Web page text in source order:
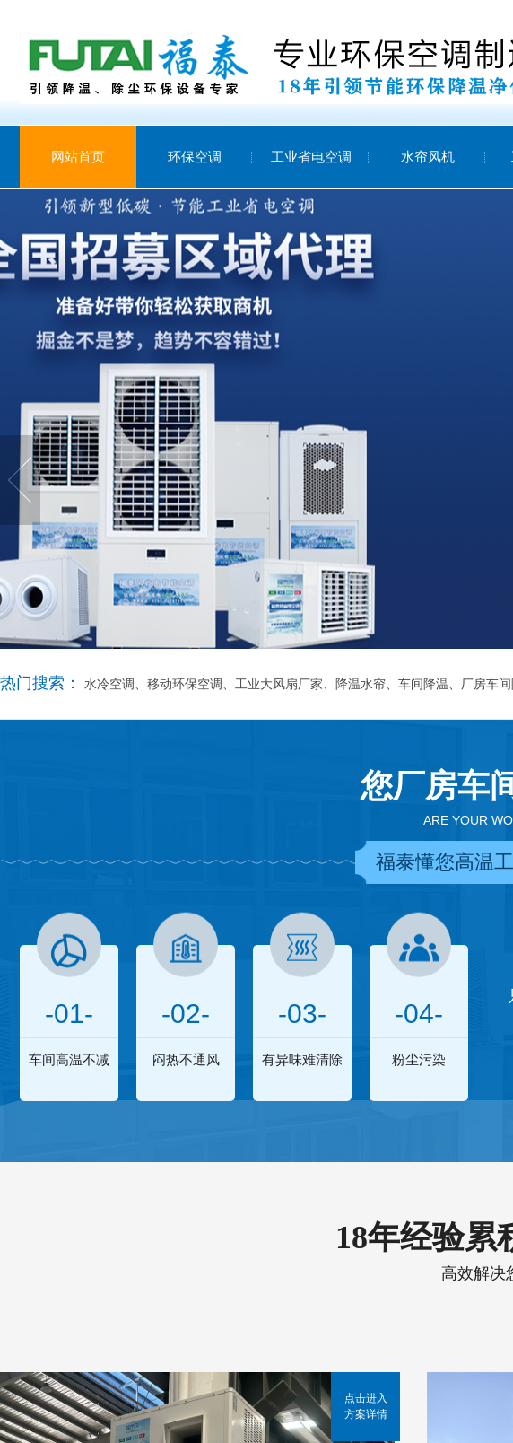
网站首页 环保空调 工业省电空调 水帘风机
热门搜索： 水冷空调、移动环保空调、工业大风扇厂家、降温水帘、车间降温、厂房车
您厂房车
ARE YOUR
福泰懂您高温
-01-
车间高温不减
-02-
闷热不通风
-03-
有异味难清除
-04-
粉尘污染
18年经验累
高效解决
点击进入
方案详情